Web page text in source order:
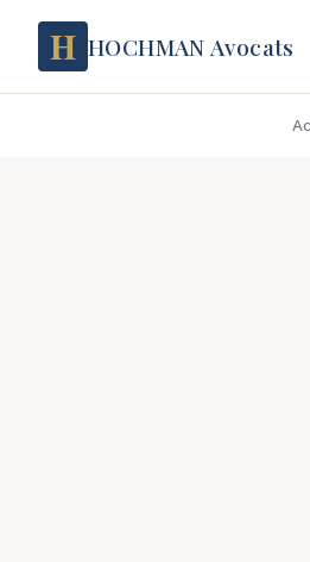
H HOCHMAN Avocats